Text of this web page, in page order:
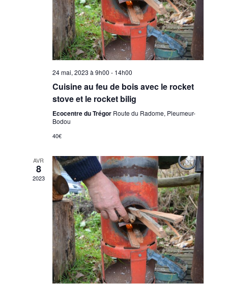
24 mai, 2023 à 9h00 - 14h00
Cuisine au feu de bois avec le rocket
stove et le rocket bilig
Ecocentre du Trégor Route du Radome, Pleumeur-
Bodou
40€
AVR
8
2023